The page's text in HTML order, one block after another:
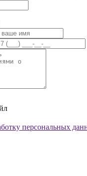
персональных